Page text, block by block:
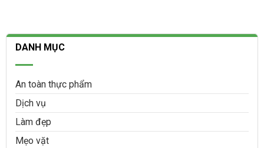
DANH MỤC
An toàn thực phẩm
Dịch vụ
Làm đẹp
Mẹo vặt